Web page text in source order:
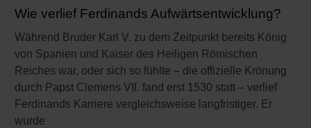
Wie verlief Ferdinands Aufwärtsentwicklung?
Während Bruder Karl V. zu dem Zeitpunkt bereits König
von Spanien und Kaiser des Heiligen Römischen
Reiches war, oder sich so fühlte – die offizielle Krönung
durch Papst Clemens VII. fand erst 1530 statt – verlief
Ferdinands Karriere vergleichsweise langfristiger. Er
wurde